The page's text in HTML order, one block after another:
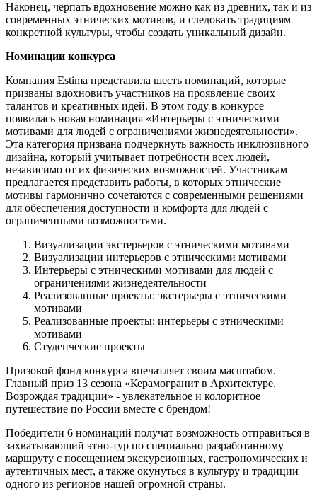
Наконец, черпать вдохновение можно как из древних, так и из
современных этнических мотивов, и следовать традициям
конкретной культуры, чтобы создать уникальный дизайн.
Номинации конкурса
Компания Estima представила шесть номинаций, которые
призваны вдохновить участников на проявление своих
талантов и креативных идей. В этом году в конкурсе
появилась новая номинация «Интерьеры с этническими
мотивами для людей с ограничениями жизнедеятельности».
Эта категория призвана подчеркнуть важность инклюзивного
дизайна, который учитывает потребности всех людей,
независимо от их физических возможностей. Участникам
предлагается представить работы, в которых этнические
мотивы гармонично сочетаются с современными решениями
для обеспечения доступности и комфорта для людей с
ограниченными возможностями.
Визуализации экстерьеров с этническими мотивами
Визуализации интерьеров с этническими мотивами
Интерьеры с этническими мотивами для людей с
ограничениями жизнедеятельности
Реализованные проекты: экстерьеры с этническими
мотивами
Реализованные проекты: интерьеры с этническими
мотивами
Студенческие проекты
Призовой фонд конкурса впечатляет своим масштабом.
Главный приз 13 сезона «Керамогранит в Архитектуре.
Возрождая традиции» - увлекательное и колоритное
путешествие по России вместе с брендом!
Победители 6 номинаций получат возможность отправиться в
захватывающий этно-тур по специально разработанному
маршруту с посещением экскурсионных, гастрономических и
аутентичных мест, а также окунуться в культуру и традиции
одного из регионов нашей огромной страны.